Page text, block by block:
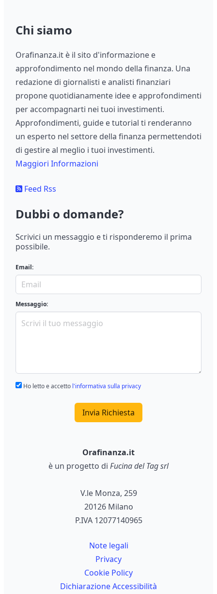
Chi siamo
Orafinanza.it è il sito d'informazione e
approfondimento nel mondo della finanza. Una
redazione di giornalisti e analisti finanziari
propone quotidianamente idee e approfondimenti
per accompagnarti nei tuoi investimenti.
Approfondimenti, guide e tutorial ti renderanno
un esperto nel settore della finanza permettendoti
di gestire al meglio i tuoi investimenti.
Maggiori Informazioni
Feed Rss
Dubbi o domande?
Scrivici un messaggio e ti risponderemo il prima
possibile.
Email:
Messaggio:
Ho letto e accetto l'informativa sulla privacy
Invia Richiesta
Orafinanza.it
è un progetto di Fucina del Tag srl
V.le Monza, 259
20126 Milano
P.IVA 12077140965
Note legali
Privacy
Cookie Policy
Dichiarazione Accessibilità